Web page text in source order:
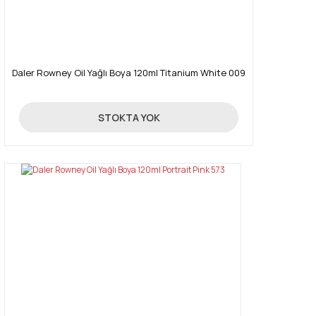
Daler Rowney Oil Yağlı Boya 120ml Titanium White 009
16,03 TL
STOKTA YOK